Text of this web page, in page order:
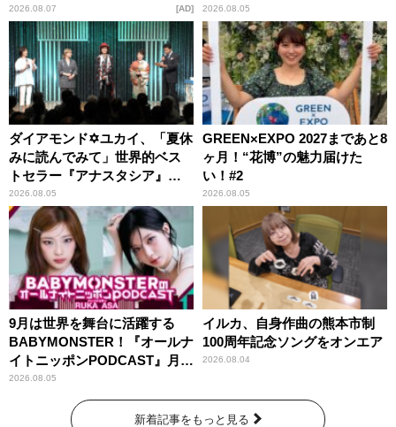
2026.08.07 AD
ッズ発売
2026.08.05
ダイアモンド✡ユカイ、「夏休
みに読んでみて」世界的ベス
トセラー『アナスタシア』を
紹介
2026.08.05
GREEN×EXPO 2027まであと8
ヶ月！“花博”の魅力届けた
い！#2
2026.08.05
9月は世界を舞台に活躍する
BABYMONSTER！『オールナ
イトニッポンPODCAST』月替
わりパーソナリティ
2026.08.05
イルカ、自身作曲の熊本市制
100周年記念ソングをオンエア
2026.08.04
新着記事をもっと見る